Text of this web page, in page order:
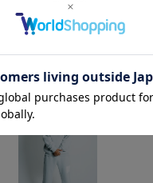
ディネートアイテム